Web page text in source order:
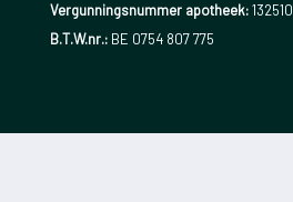
Vergunningsnummer apotheek:132510
B.T.W.nr.:BE 0754 807 775